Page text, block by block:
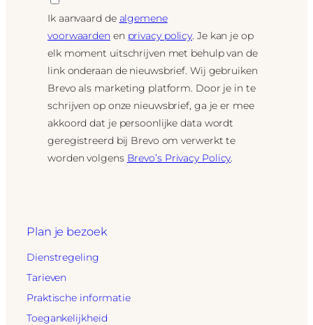
Ik aanvaard de algemene
voorwaarden en privacy policy. Je kan je op
elk moment uitschrijven met behulp van de
link onderaan de nieuwsbrief. Wij gebruiken
Brevo als marketing platform. Door je in te
schrijven op onze nieuwsbrief, ga je er mee
akkoord dat je persoonlijke data wordt
geregistreerd bij Brevo om verwerkt te
worden volgens Brevo’s Privacy Policy.
Plan je bezoek
Dienstregeling
Tarieven
Praktische informatie
Toegankelijkheid